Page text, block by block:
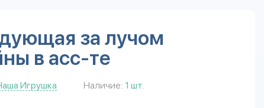
за лучом
в асс-те
Игрушка Наличие: 1 шт.